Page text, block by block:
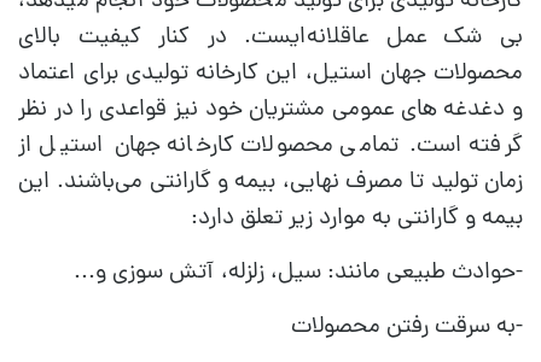
بی شک عمل عاقلانه‌ایست. در کنار کیفیت بالای
محصولات جهان استیل، این کارخانه تولیدی برای اعتماد
و دغدغه های عمومی مشتریان خود نیز قواعدی را در نظر
گرفته است. تمامی محصولات کارخانه جهان استیل از
زمان تولید تا مصرف نهایی، بیمه و گارانتی می‌باشند. این
بیمه و گارانتی به موارد زیر تعلق دارد:
-حوادث طبیعی مانند: سیل، زلزله، آتش سوزی و...
-به سرقت رفتن محصولات